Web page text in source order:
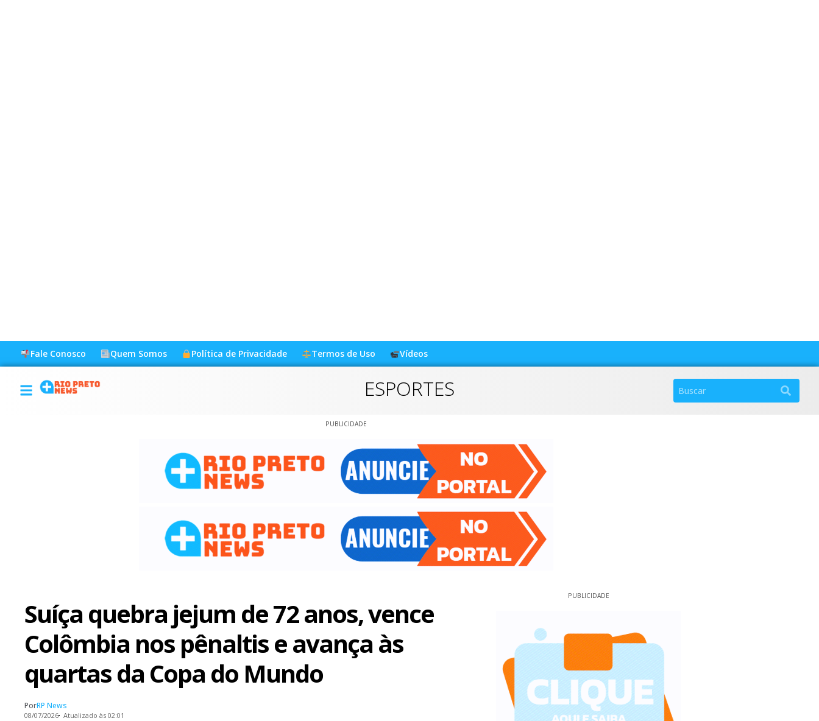
Fale Conosco Quem Somos Política de Privacidade Termos de Uso Vídeos
ESPORTES
PUBLICIDADE
Suíça quebra jejum de 72 anos, vence
Colômbia nos pênaltis e avança às
quartas da Copa do Mundo
PorRP News
08/07/2026 Atualizado às 02:01
PUBLICIDADE